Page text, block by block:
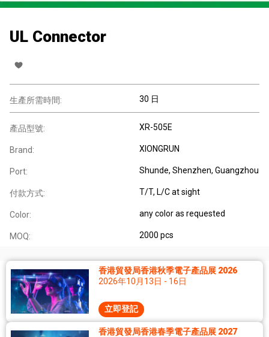
UL Connector
生產所需時間: 30 日
產品型號: XR-505E
Brand: XIONGRUN
Port: Shunde, Shenzhen, Guangzhou
付款方式: T/T, L/C at sight
Color: any color as requested
MOQ: 2000 pcs
香港貿發局香港秋季電子產品展 2026
2026年10月13日 - 16日
立即登記
香港貿發局香港春季電子產品展 2027